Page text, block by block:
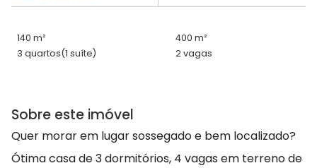
140 m²
400 m²
3 quartos(1 suíte) 2 vagas
Sobre este imóvel
Quer morar em lugar sossegado e bem localizado?
Ótima casa de 3 dormitórios, 4 vagas em terreno de